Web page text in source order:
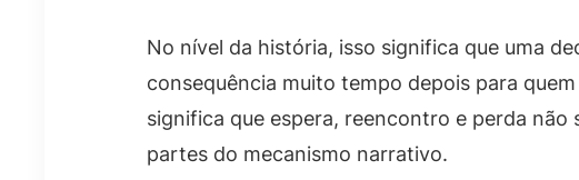
No nível da história, isso significa que uma
consequência muito tempo depois para
significa que espera, reencontro e perda não
partes do mecanismo narrativo.